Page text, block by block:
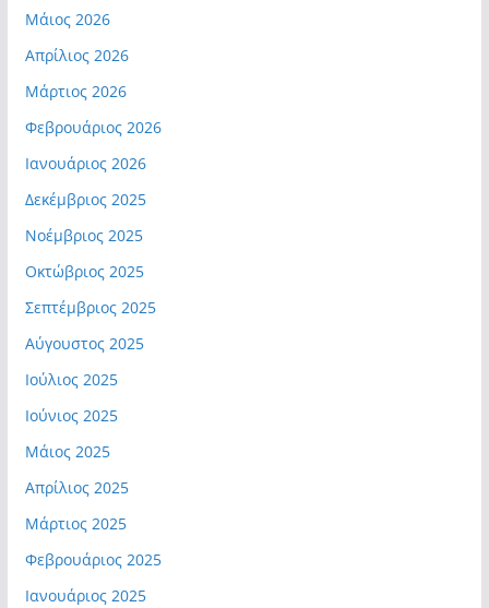
Μάιος 2026
Απρίλιος 2026
Μάρτιος 2026
Φεβρουάριος 2026
Ιανουάριος 2026
Δεκέμβριος 2025
Νοέμβριος 2025
Οκτώβριος 2025
Σεπτέμβριος 2025
Αύγουστος 2025
Ιούλιος 2025
Ιούνιος 2025
Μάιος 2025
Απρίλιος 2025
Μάρτιος 2025
Φεβρουάριος 2025
Ιανουάριος 2025